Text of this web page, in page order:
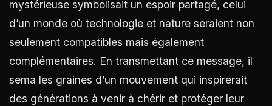
mystérieuse symbolisait un espoir partagé, celui
d’un monde où technologie et nature seraient non
seulement compatibles mais également
complémentaires. En transmettant ce message, il
sema les graines d’un mouvement qui inspirerait
des générations à venir à chérir et protéger leur